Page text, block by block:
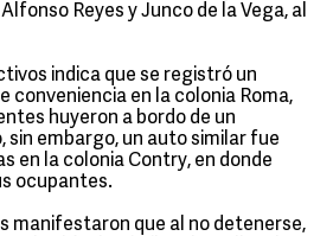
Reyes y Junco de la Vega, al
indica que se registró un
conveniencia en la colonia Roma,
huyeron a bordo de un
sin embargo, un auto similar fue
en la colonia Contry, en donde
ocupantes.
manifestaron que al no detenerse,